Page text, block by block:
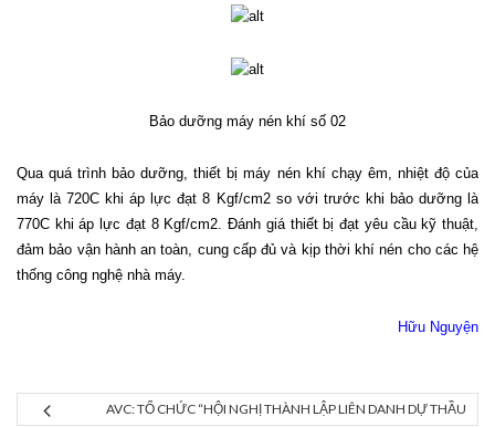
Bảo dưỡng máy nén khí số 02
Qua quá trình bảo dưỡng, thiết bị máy nén khí chạy êm, nhiệt độ của
máy là 720C khi áp lực đạt 8 Kgf/cm2 so với trước khi bảo dưỡng là
770C khi áp lực đạt 8 Kgf/cm2. Đánh giá thiết bị đạt yêu cầu kỹ thuật,
đảm bảo vận hành an toàn, cung cấp đủ và kịp thời khí nén cho các hệ
thống công nghệ nhà máy.
Hữu Nguyện
AVC: TỔ CHỨC “HỘI NGHỊ THÀNH LẬP LIÊN DANH DỰ THẦU